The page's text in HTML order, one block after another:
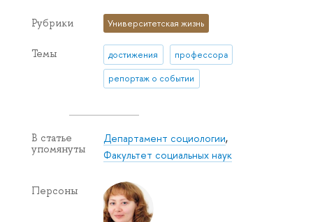
Рубрики Университетская жизнь
Темы достижения профессора
репортаж о событии
В статье
упомянуты
Департамент социологии,
Факультет социальных наук
Персоны